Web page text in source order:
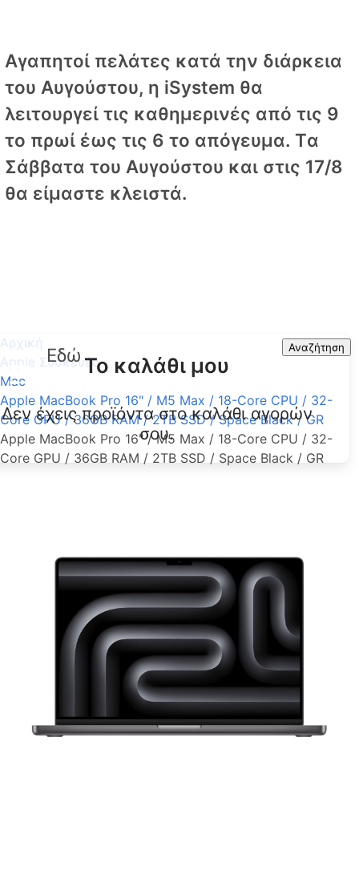
Αγαπητοί πελάτες κατά την διάρκεια
του Αυγούστου, η iSystem θα
λειτουργεί τις καθημερινές από τις 9
το πρωί έως τις 6 το απόγευμα. Tα
Σάββατα του Αυγούστου και στις 17/8
θα είμαστε κλειστά.
Αναζήτηση
Το καλάθι μου
Δεν έχεις προϊόντα στο καλάθι αγορών
σου.
Αρχική
Apple Συσκευές
Mac
Apple MacBook Pro 16" / M5 Max / 18-Core CPU / 32-
Core GPU / 36GB RAM / 2TB SSD / Space Black / GR
Apple MacBook Pro 16" / M5 Max / 18-Core CPU / 32-
Core GPU / 36GB RAM / 2TB SSD / Space Black / GR